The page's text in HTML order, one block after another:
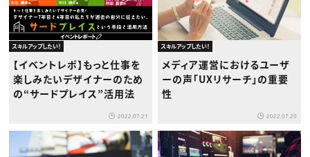
出版
CREATIVE VILLAGEからのお知らせ
プロフェッショナル×つながる×メディア
スキルアップしたい！
【イベントレポ】もっと仕事を
楽しみたいデザイナーのため
の“サードプレイス”活用法
2022.07.21
スキルアップしたい！
メディア運営におけるユーザ
ーの声「UXリサーチ」の重要
性
2022.07.20